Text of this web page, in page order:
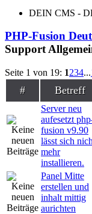
DEIN CMS -
PHP-Fusion
Support
Seite 1 von 19: 1234...
# Betreff
Server neu
aufesetzt
fusion v9.90
lässt sich
mehr
installieren.
Panel Mitte
erstellen und
inhalt mittig
aurichten